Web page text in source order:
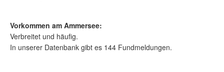
Vorkommen am Ammersee:
Verbreitet und häufig.
In unserer Datenbank gibt es 144 Fundmeldungen.